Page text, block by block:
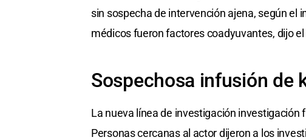
sin sospecha de intervención ajena, según el
médicos fueron factores coadyuvantes, dijo
Sospechosa infusión de
La nueva línea de investigación
Personas cercanas al actor dijeron a los